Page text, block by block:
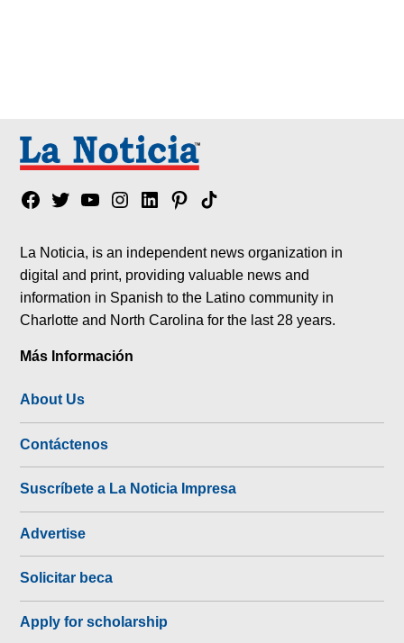
Facebook
TwitterYouTubeInstagram
LinkedinPinterest
Tik
La Noticia, is an independent news organization in
digital and print, providing valuable news and
information in Spanish to the Latino community in
Charlotte and North Carolina for the last 28 years.
Más Información
About Us
Contáctenos
Suscríbete a La Noticia Impresa
Advertise
Solicitar beca
Apply for scholarship